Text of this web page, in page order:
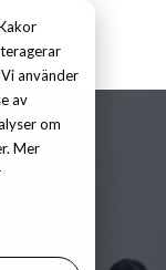
använder
av
om
Mer